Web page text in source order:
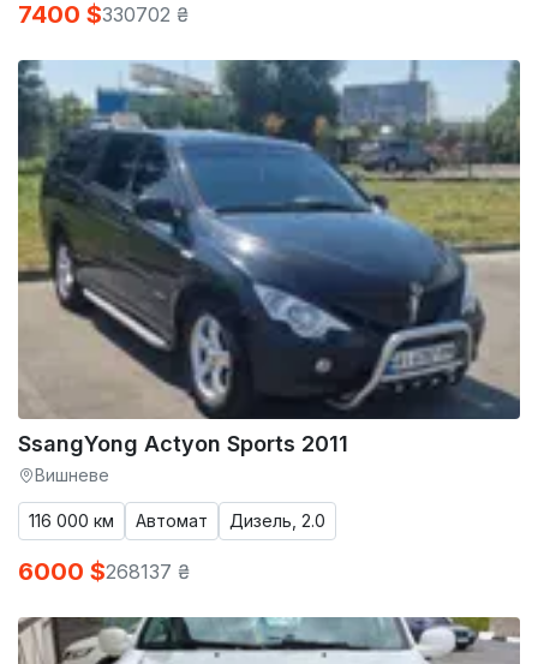
7400 $330702 ₴
SsangYong Actyon Sports 2011
Вишневе
116 000 км Автомат Дизель, 2.0
6000 $268137 ₴